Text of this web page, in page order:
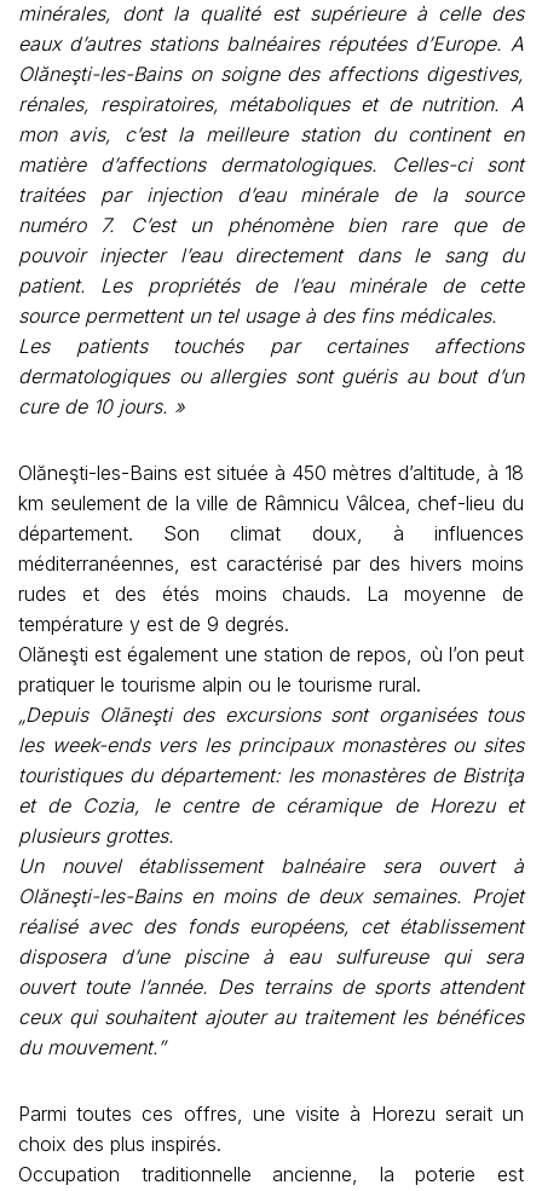
minérales, dont la qualité est supérieure à celle des
eaux d’autres stations balnéaires réputées d’Europe. A
Olăneşti-les-Bains on soigne des affections digestives,
rénales, respiratoires, métaboliques et de nutrition. A
mon avis, c’est la meilleure station du continent en
matière d’affections dermatologiques. Celles-ci sont
traitées par injection d’eau minérale de la source
numéro 7. C’est un phénomène bien rare que de
pouvoir injecter l’eau directement dans le sang du
patient. Les propriétés de l’eau minérale de cette
source permettent un tel usage à des fins médicales.
Les patients touchés par certaines affections
dermatologiques ou allergies sont guéris au bout d’un
cure de 10 jours. »
Olăneşti-les-Bains est située à 450 mètres d’altitude, à 18
km seulement de la ville de Râmnicu Vâlcea, chef-lieu du
département. Son climat doux, à influences
méditerranéennes, est caractérisé par des hivers moins
rudes et des étés moins chauds. La moyenne de
température y est de 9 degrés.
Olăneşti est également une station de repos, où l’on peut
pratiquer le tourisme alpin ou le tourisme rural.
„Depuis Olãneşti des excursions sont organisées tous
les week-ends vers les principaux monastères ou sites
touristiques du département: les monastères de Bistriţa
et de Cozia, le centre de céramique de Horezu et
plusieurs grottes.
Un nouvel établissement balnéaire sera ouvert à
Olăneşti-les-Bains en moins de deux semaines. Projet
réalisé avec des fonds européens, cet établissement
disposera d’une piscine à eau sulfureuse qui sera
ouvert toute l’année. Des terrains de sports attendent
ceux qui souhaitent ajouter au traitement les bénéfices
du mouvement.”
Parmi toutes ces offres, une visite à Horezu serait un
choix des plus inspirés.
Occupation traditionnelle ancienne, la poterie est